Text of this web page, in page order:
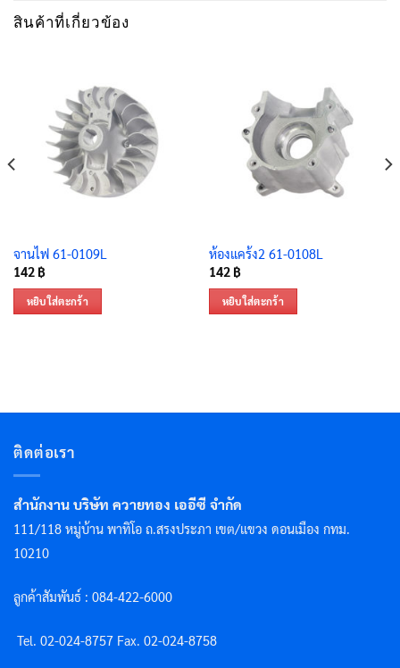
สินค้าที่เกี่ยวข้อง
จานไฟ 61-0109L
142 ฿
หยิบใส่ตะกร้า
ห้องแคร้ง2 61-0108L
142 ฿
หยิบใส่ตะกร้า
ติดต่อเรา
สำนักงาน บริษัท ควายทอง เออีซี จำกัด
111/118 หมู่บ้าน พาทิโอ ถ.สรงประภา เขต/แขวง ดอนเมือง กทม.
10210
ลูกค้าสัมพันธ์ : 084-422-6000
Tel. 02-024-8757 Fax. 02-024-8758